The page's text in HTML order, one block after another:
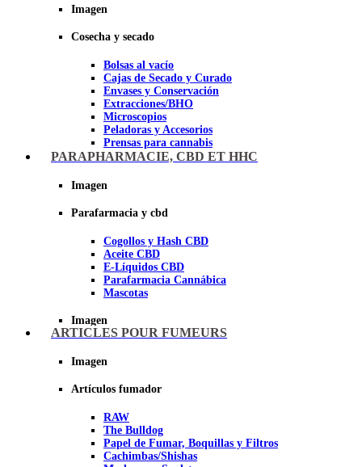
Imagen
Cosecha y secado
Bolsas al vacío
Cajas de Secado y Curado
Envases y Conservación
Extracciones/BHO
Microscopios
Peladoras y Accesorios
Prensas para cannabis
Secadores de cogollos
PARAPHARMACIE, CBD ET HHC
Imagen
Parafarmacia y cbd
Cogollos y Hash CBD
Aceite CBD
E-Líquidos CBD
Parafarmacia Cannábica
Mascotas
Imagen
ARTICLES POUR FUMEURS
Imagen
Artículos fumador
RAW
The Bulldog
Papel de Fumar, Boquillas y Filtros
Cachimbas/Shishas